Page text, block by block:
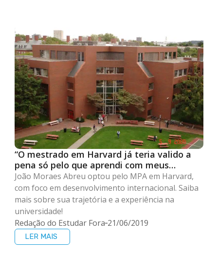
“O mestrado em Harvard já teria valido a
pena só pelo que aprendi com meus
colegas”
João Moraes Abreu optou pelo MPA em Harvard,
com foco em desenvolvimento internacional. Saiba
mais sobre sua trajetória e a experiência na
universidade!
Redação do Estudar Fora 21/06/2019
LER MAIS